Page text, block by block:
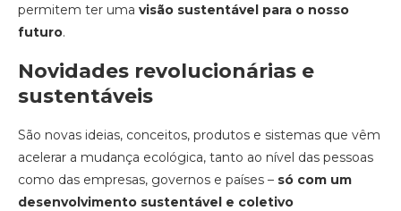
permitem ter uma visão sustentável para o nosso
futuro.
Novidades revolucionárias e
sustentáveis
São novas ideias, conceitos, produtos e sistemas que vêm
acelerar a mudança ecológica, tanto ao nível das pessoas
como das empresas, governos e países – só com um
desenvolvimento sustentável e coletivo